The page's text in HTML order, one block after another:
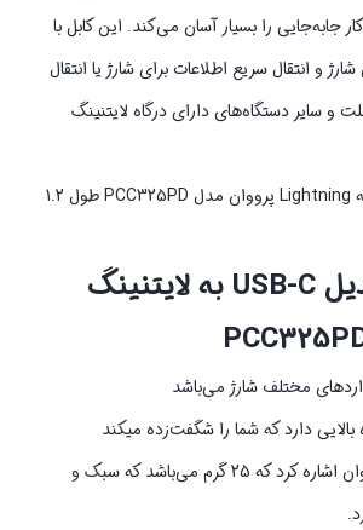
که کار جابه‌جایی را بسیار آسان می‌کند. این کابل با
و انتقال سریع اطلاعات برای شارژ یا انتقال
و سایر دستگاه‌های دارای درگاه لایتنینگ
مزایا کابل تبدیل USB-C به لایتنینگ
مختلف شارژ می‌باشد
دارد که شما را شگفت‌زده میکند
• به وزن این کابل می‌توان اشاره کرد که 25 گرم می‌باشد که سبک و